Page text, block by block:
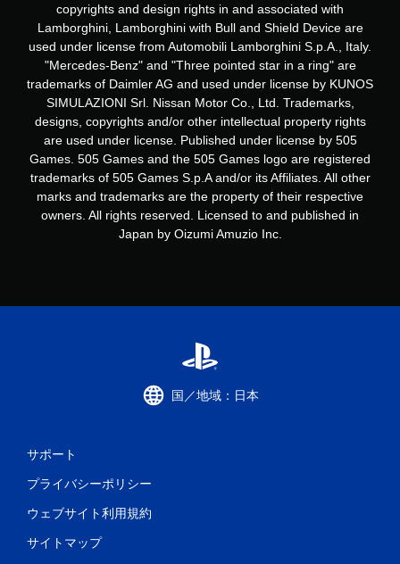
copyrights and design rights in and associated with
Lamborghini, Lamborghini with Bull and Shield Device are
used under license from Automobili Lamborghini S.p.A., Italy.
"Mercedes-Benz" and "Three pointed star in a ring" are
trademarks of Daimler AG and used under license by KUNOS
SIMULAZIONI Srl. Nissan Motor Co., Ltd. Trademarks,
designs, copyrights and/or other intellectual property rights
are used under license. Published under license by 505
Games. 505 Games and the 505 Games logo are registered
trademarks of 505 Games S.p.A and/or its Affiliates. All other
marks and trademarks are the property of their respective
owners. All rights reserved. Licensed to and published in
Japan by Oizumi Amuzio Inc.
国／地域：日本
サポート
プライバシーポリシー
ウェブサイト利用規約
サイトマップ